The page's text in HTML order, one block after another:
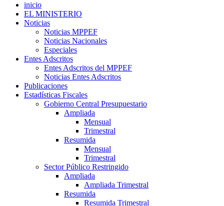
inicio
EL MINISTERIO
Noticias
Noticias MPPEF
Noticias Nacionales
Especiales
Entes Adscritos
Entes Adscritos del MPPEF
Noticias Entes Adscritos
Publicaciones
Estadísticas Fiscales
Gobierno Central Presupuestario
Ampliada
Mensual
Trimestral
Resumida
Mensual
Trimestral
Sector Público Restringido
Ampliada
Ampliada Trimestral
Resumida
Resumida Trimestral